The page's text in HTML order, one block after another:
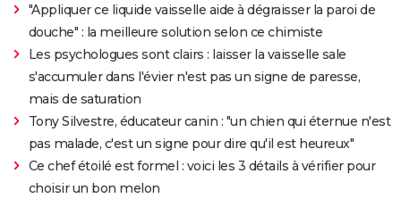
"Appliquer ce liquide vaisselle aide à dégraisser la paroi de
douche" : la meilleure solution selon ce chimiste
Les psychologues sont clairs : laisser la vaisselle sale
s'accumuler dans l'évier n'est pas un signe de paresse,
mais de saturation
Tony Silvestre, éducateur canin : "un chien qui éternue n'est
pas malade, c'est un signe pour dire qu'il est heureux"
Ce chef étoilé est formel : voici les 3 détails à vérifier pour
choisir un bon melon